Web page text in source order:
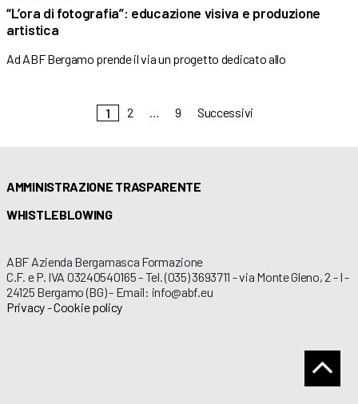
“L’ora di fotografia”: educazione visiva e produzione
artistica
Ad ABF Bergamo prende il via un progetto dedicato allo
1 2 9 Successivi
AMMINISTRAZIONE TRASPARENTE
WHISTLEBLOWING
ABF Azienda Bergamasca Formazione
C.F. e P. IVA 03240540165 - Tel. (035) 3693711 - via Monte Gleno, 2 - I -
24125 Bergamo (BG) - Email: info@abf.eu
Privacy-Cookie policy